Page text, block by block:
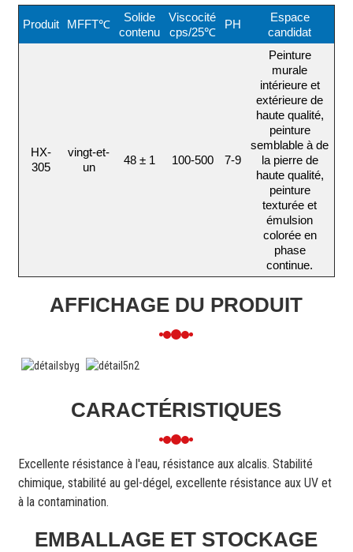
Produit MFFT℃
Solide
contenu
Viscocité
cps/25℃
PH
Espace
candidat
HX-
305
vingt-et-
un
48 ± 1 100-500 7-9
Peinture
murale
intérieure et
extérieure de
haute qualité,
peinture
semblable à de
la pierre de
haute qualité,
peinture
texturée et
émulsion
colorée en
phase
continue.
AFFICHAGE DU PRODUIT
CARACTÉRISTIQUES
Excellente résistance à l'eau, résistance aux alcalis. Stabilité
chimique, stabilité au gel-dégel, excellente résistance aux UV et
à la contamination.
EMBALLAGE ET STOCKAGE